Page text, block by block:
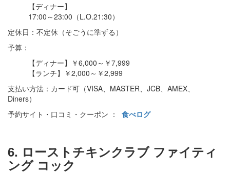
【ディナー】
17:00～23:00（L.O.21:30）
定休日：不定休（そごうに準ずる）
予算：
【ディナー】￥6,000～￥7,999
【ランチ】￥2,000～￥2,999
支払い方法：カード可（VISA、MASTER、JCB、AMEX、
Diners）
予約サイト・口コミ・クーポン ： 食べログ
6. ローストチキンクラブ ファイティ
ング コック